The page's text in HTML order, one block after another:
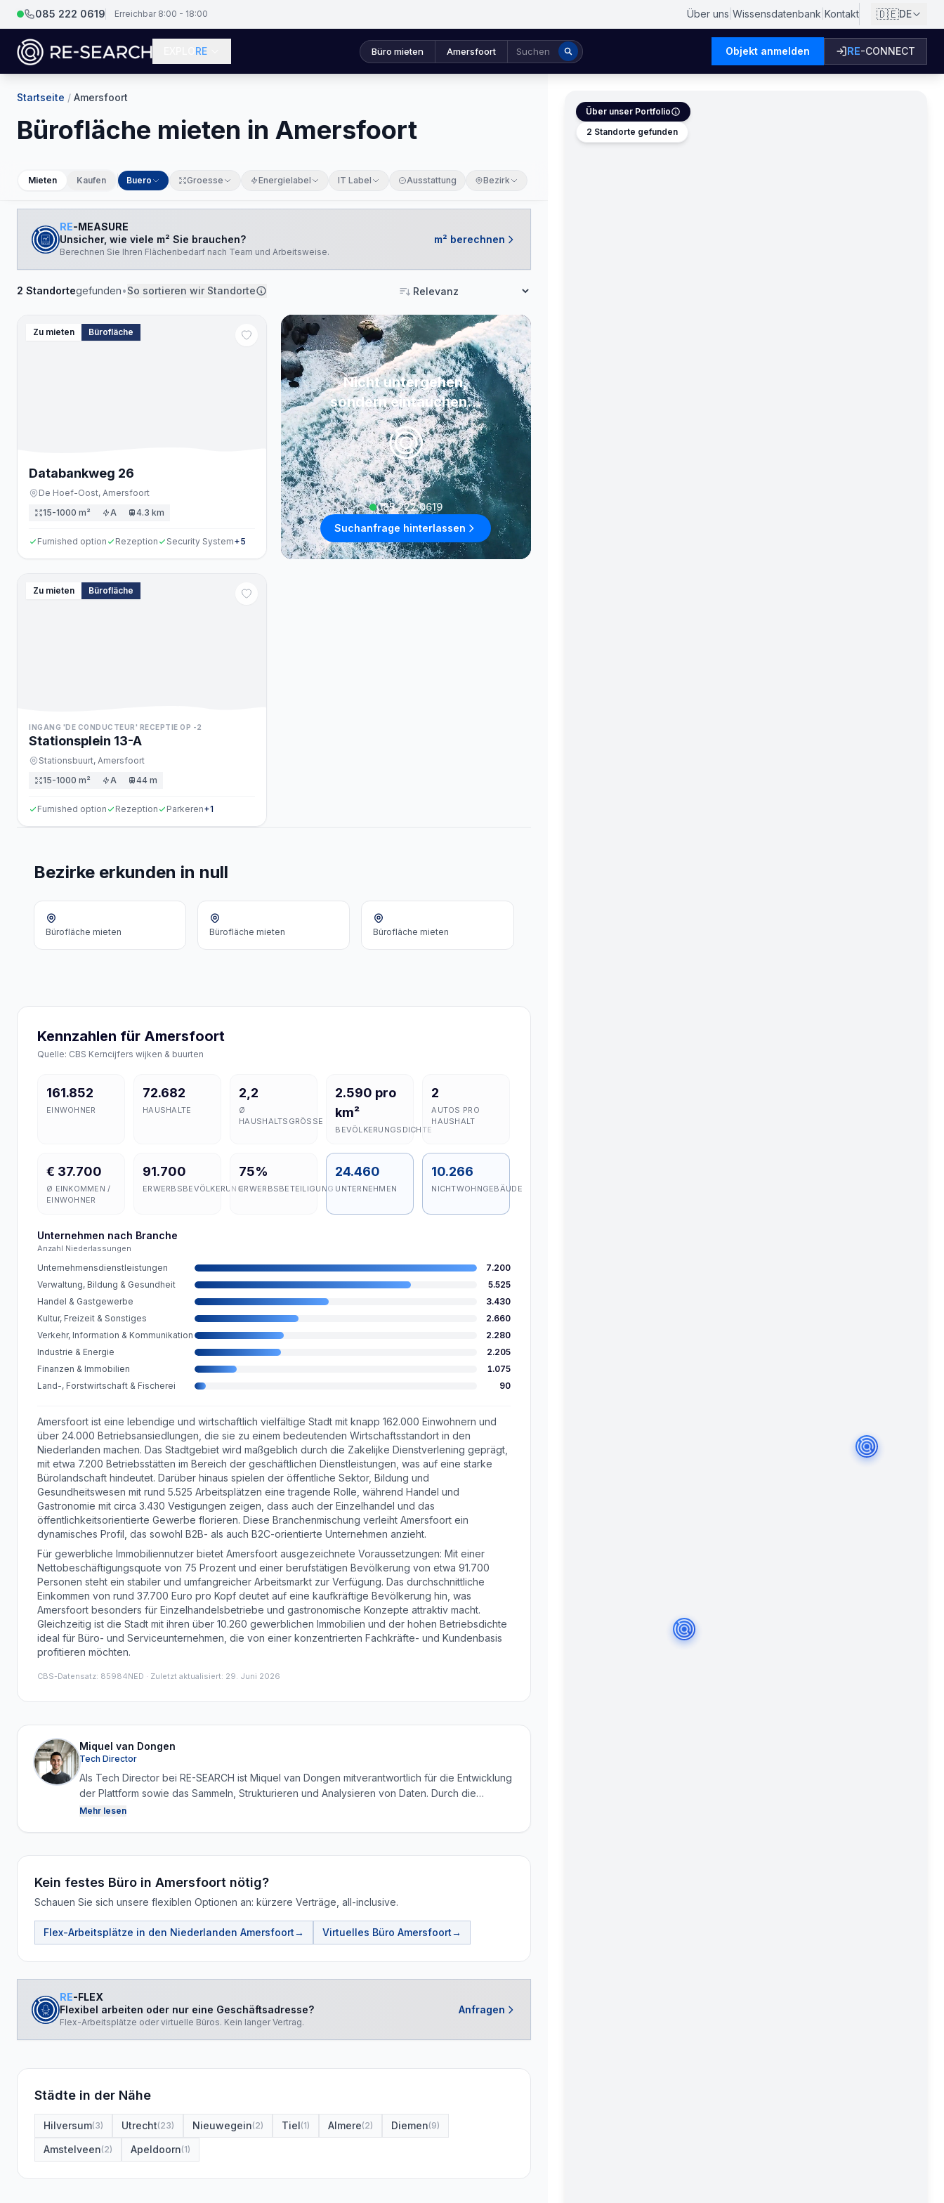
085 222 0619 Erreichbar 8:00 - 18:00 Über uns Wissensdatenbank Kontakt 🇩🇪DE
RE Büro mieten Amersfoort Suchen Objekt anmelden RE-CONNECT
Startseite / Amersfoort
Bürofläche mieten in Amersfoort
Mieten Kaufen Buero Groesse Energielabel IT Label Ausstattung Bezirk
RE-MEASURE
Unsicher, wie viele m² Sie brauchen?
Berechnen Sie Ihren Flächenbedarf nach Team und Arbeitsweise.
m² berechnen
2 Standortegefunden•So sortieren wir Standorte Sortieren
Zu mieten Bürofläche
Databankweg 26
De Hoef-Oost, Amersfoort
15-1000 m²
A 4.3 km
Furnished option Rezeption Security System+5
Nicht untergehen,
sondern eintauchen...
085 222 0619
Suchanfrage hinterlassen
Zu mieten Bürofläche
INGANG 'DE CONDUCTEUR' RECEPTIE OP -2
Stationsplein 13-A
Stationsbuurt, Amersfoort
15-1000 m²
A 44 m
Furnished option Rezeption Parkeren+1
Bezirke erkunden in null
Bürofläche mieten Bürofläche mieten Bürofläche mieten
Kennzahlen für Amersfoort
Quelle: CBS Kerncijfers wijken & buurten
161.852
EINWOHNER
72.682
HAUSHALTE
2,2
Ø
HAUSHALTSGRÖSSE
2.590 pro
km²
BEVÖLKERUNGSDICHTE
2
AUTOS PRO
HAUSHALT
€ 37.700
Ø EINKOMMEN /
EINWOHNER
91.700
ERWERBSBEVÖLKERUNG
75%
ERWERBSBETEILIGUNG
24.460
UNTERNEHMEN
10.266
NICHTWOHNGEBÄUDE
Unternehmen nach Branche
Anzahl Niederlassungen
Unternehmensdienstleistungen
7.200
Verwaltung, Bildung & Gesundheit
5.525
Handel & Gastgewerbe
3.430
Kultur, Freizeit & Sonstiges
2.660
Verkehr, Information & Kommunikation
2.280
Industrie & Energie
2.205
Finanzen & Immobilien
1.075
Land-, Forstwirtschaft & Fischerei
90
Amersfoort ist eine lebendige und wirtschaftlich vielfältige Stadt mit knapp 162.000 Einwohnern und
über 24.000 Betriebsansiedlungen, die sie zu einem bedeutenden Wirtschaftsstandort in den
Niederlanden machen. Das Stadtgebiet wird maßgeblich durch die Zakelijke Dienstverlening geprägt,
mit etwa 7.200 Betriebsstätten im Bereich der geschäftlichen Dienstleistungen, was auf eine starke
Bürolandschaft hindeutet. Darüber hinaus spielen der öffentliche Sektor, Bildung und
Gesundheitswesen mit rund 5.525 Arbeitsplätzen eine tragende Rolle, während Handel und
Gastronomie mit circa 3.430 Vestigungen zeigen, dass auch der Einzelhandel und das
öffentlichkeitsorientierte Gewerbe florieren. Diese Branchenmischung verleiht Amersfoort ein
dynamisches Profil, das sowohl B2B- als auch B2C-orientierte Unternehmen anzieht.
Für gewerbliche Immobiliennutzer bietet Amersfoort ausgezeichnete Voraussetzungen: Mit einer
Nettobeschäftigungsquote von 75 Prozent und einer berufstätigen Bevölkerung von etwa 91.700
Personen steht ein stabiler und umfangreicher Arbeitsmarkt zur Verfügung. Das durchschnittliche
Einkommen von rund 37.700 Euro pro Kopf deutet auf eine kaufkräftige Bevölkerung hin, was
Amersfoort besonders für Einzelhandelsbetriebe und gastronomische Konzepte attraktiv macht.
Gleichzeitig ist die Stadt mit ihren über 10.260 gewerblichen Immobilien und der hohen Betriebsdichte
ideal für Büro- und Serviceunternehmen, die von einer konzentrierten Fachkräfte- und Kundenbasis
profitieren möchten.
CBS-Datensatz: 85984NED · Zuletzt aktualisiert: 29. Juni 2026
Miquel van Dongen
Tech Director
Als Tech Director bei RE-SEARCH ist Miquel van Dongen mitverantwortlich für die Entwicklung
der Plattform sowie das Sammeln, Strukturieren und Analysieren von Daten. Durch die
Kombination von Technologie und Immobilienwissen sorgt er dafür, dass RE-SEARCH
Mehr lesen
Kein festes Büro in Amersfoort nötig?
Schauen Sie sich unsere flexiblen Optionen an: kürzere Verträge, all-inclusive.
Flex-Arbeitsplätze in den Niederlanden Amersfoort→ Virtuelles Büro Amersfoort→
RE-FLEX
Flexibel arbeiten oder nur eine Geschäftsadresse?
Flex-Arbeitsplätze oder virtuelle Büros. Kein langer Vertrag.
Anfragen
Städte in der Nähe
Hilversum(3) Utrecht(23) Nieuwegein(2) Tiel(1) Almere(2) Diemen(9)
Amstelveen(2) Apeldoorn(1)
Über unser Portfolio
2 Standorte gefunden